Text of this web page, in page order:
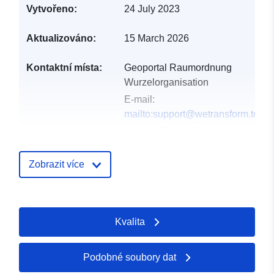
Vytvořeno: 24 July 2023
Aktualizováno: 15 March 2026
Kontaktní místa:
Geoportal Raumordnung
Wurzelorganisation
E-mail:
mailto:support@wetransform.to
Katalogový
Přidáno do data.europa.eu:
24 January 2026
Aktualizace údajů.europa.eu:
26 April 2026
Zobrazit více
Kvalita
Podobné soubory dat